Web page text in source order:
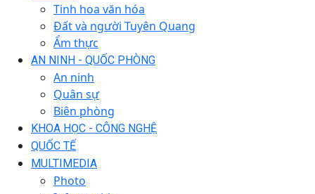
Tinh hoa văn hóa
Đất và người Tuyên Quang
Ẩm thực
AN NINH - QUỐC PHÒNG
An ninh
Quân sự
Biên phòng
KHOA HỌC - CÔNG NGHỆ
QUỐC TẾ
MULTIMEDIA
Photo